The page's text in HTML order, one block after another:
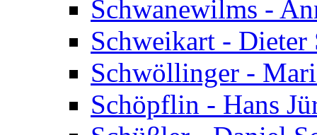
Schwanewilms -
Schweikart - Dieter
Schwöllinger -
Schöpflin - Hans